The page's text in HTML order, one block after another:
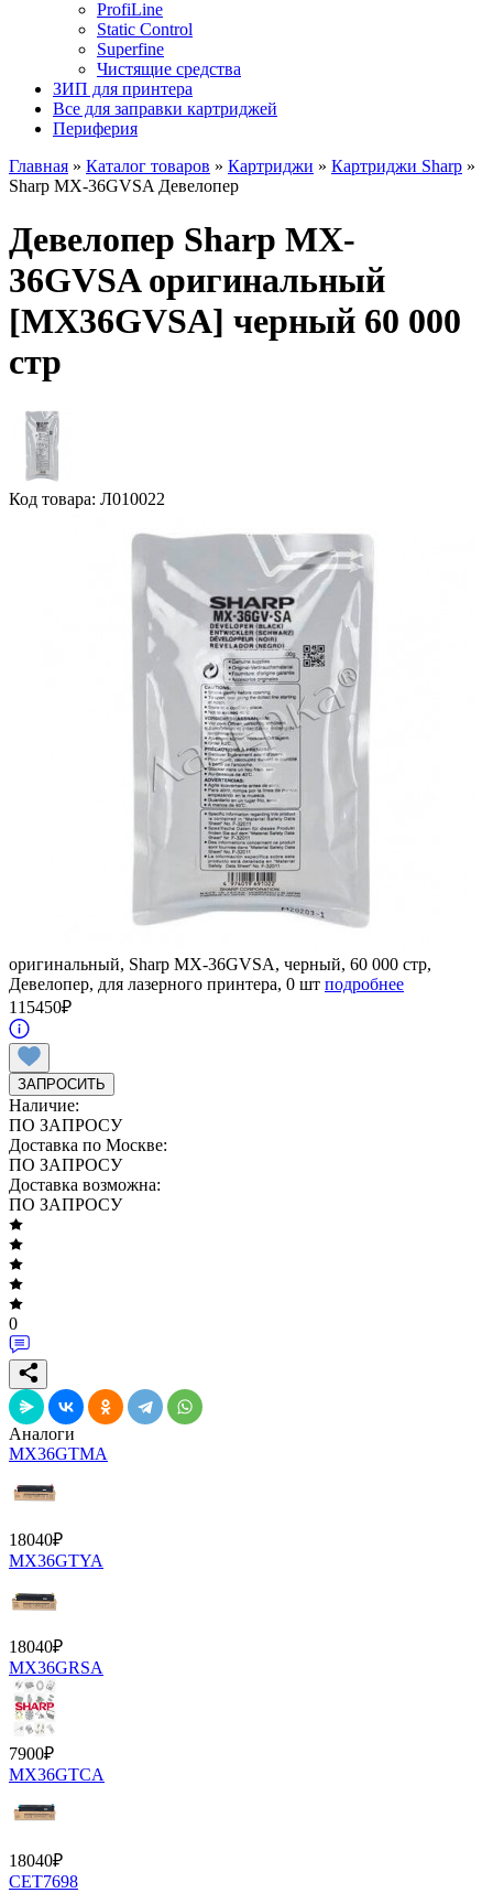
ProfiLine
Static Control
Superfine
Чистящие средства
ЗИП для принтера
Все для заправки картриджей
Периферия
Главная » Каталог товаров » Картриджи » Картриджи Sharp »
Sharp MX-36GVSA Девелопер
Девелопер Sharp MX-
36GVSA оригинальный
[MX36GVSA] черный 60 000
стр
Код товара: Л010022
оригинальный, Sharp MX-36GVSA, черный, 60 000 стр,
Девелопер, для лазерного принтера, 0 шт подробнее
115450₽
ЗАПРОСИТЬ
Наличие:
ПО ЗАПРОСУ
Доставка по Москве:
ПО ЗАПРОСУ
Доставка возможна:
ПО ЗАПРОСУ
0
Аналоги
MX36GTMA
18040₽
MX36GTYA
18040₽
MX36GRSA
7900₽
MX36GTCA
18040₽
CET7698